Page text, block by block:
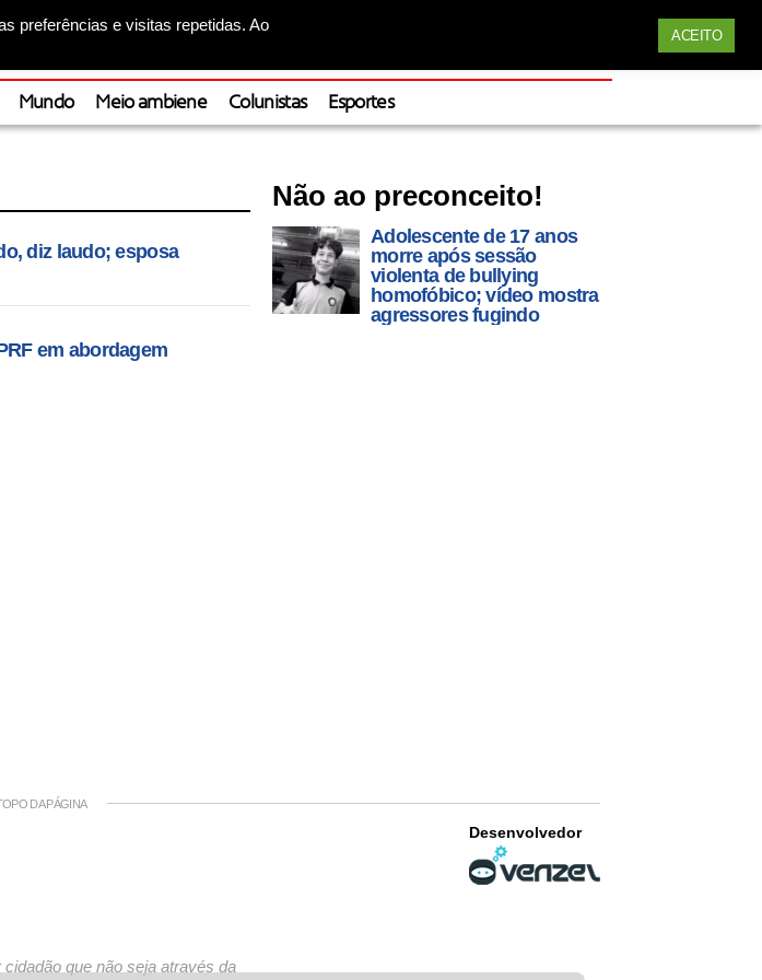
preferências e visitas repetidas. Ao
ACEITO
Mundo Meio ambiene Colunistas Esportes
diz laudo; esposa
em abordagem
Não ao preconceito!
Adolescente de 17 anos
morre após sessão
violenta de bullying
homofóbico; vídeo mostra
agressores fugindo
DA PÁGINA
que não seja através da
Desenvolvedor